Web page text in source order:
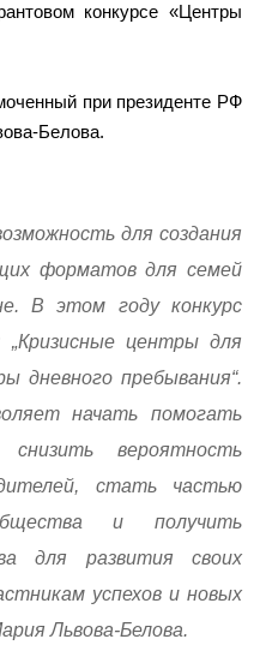
конкурсе «Центры
при президенте РФ
Белова.
для создания
форматов для семей
В этом году конкурс
центры для
дневного пребывания“.
начать помогать
вероятность
стать частью
и получить
для развития своих
успехов и новых
Львова-Белова.